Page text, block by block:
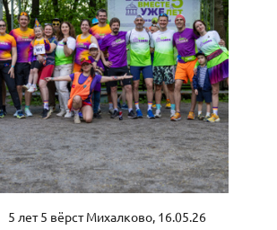
5 лет 5 вёрст Михалково, 16.05.26